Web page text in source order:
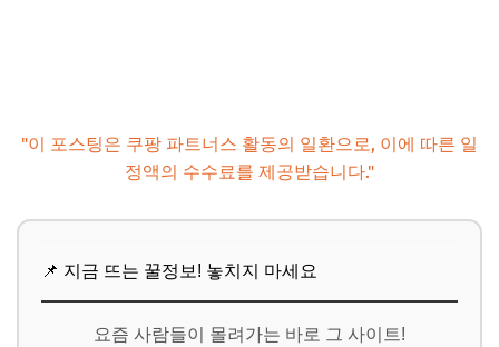
"이 포스팅은 쿠팡 파트너스 활동의 일환으로, 이에 따른 일
정액의 수수료를 제공받습니다."
📌 지금 뜨는 꿀정보! 놓치지 마세요
요즘 사람들이 몰려가는 바로 그 사이트!